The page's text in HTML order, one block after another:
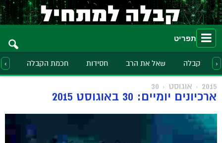
תפריט
קבלה שאל את הרב חסידות חכמת הקבלה ›
‹
2015 אוגוסט 30
ארכיונים יומיים: 30 באוגוסט 2015